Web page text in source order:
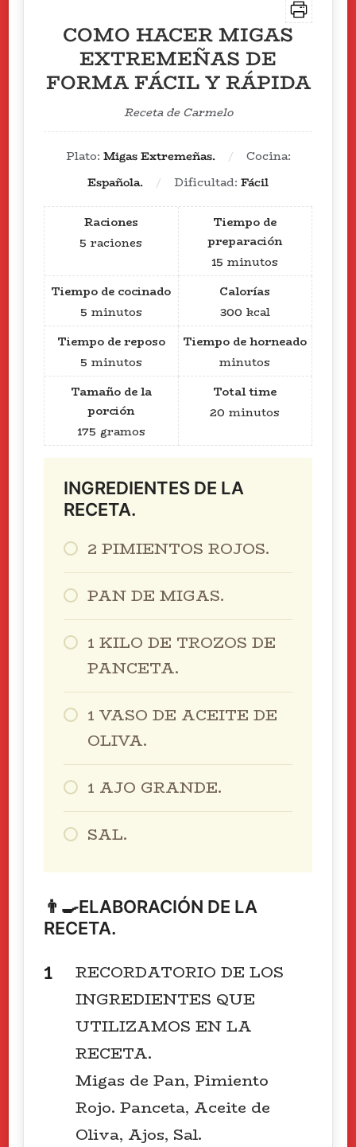
COMO HACER MIGAS
EXTREMEÑAS DE
FORMA FÁCIL Y RÁPIDA
Receta de Carmelo
Plato: Migas Extremeñas.
Cocina:
Española.
Dificultad: Fácil
Raciones
5 raciones
Tiempo de
preparación
15 minutos
Tiempo de cocinado
5 minutos
Calorías
300 kcal
Tiempo de reposo
5 minutos
Tiempo de horneado
minutos
Tamaño de la
porción
175 gramos
Total time
20 minutos
INGREDIENTES DE LA
RECETA.
2 PIMIENTOS ROJOS.
PAN DE MIGAS.
1 KILO DE TROZOS DE
PANCETA.
1 VASO DE ACEITE DE
OLIVA.
1 AJO GRANDE.
SAL.
👨‍🍳ELABORACIÓN DE LA
RECETA.
RECORDATORIO DE LOS
INGREDIENTES QUE
UTILIZAMOS EN LA
RECETA.
Migas de Pan, Pimiento
Rojo. Panceta, Aceite de
Oliva, Ajos, Sal.